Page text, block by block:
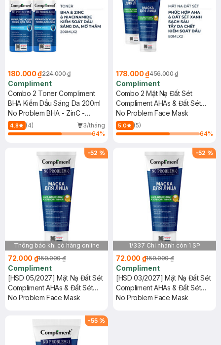
180.000 ₫224.000 ₫
Compliment
Combo 2 Toner Compliment
BHA Kiềm Dầu Sáng Da 200ml
No Problem BHA - ZinC -
Niacinamide
4.8 (4)
3/tháng
64%
178.000 ₫456.000 ₫
Compliment
Combo 2 Mặt Nạ Đất Sét
Compliment AHAs & Đất Sét
Xanh Sạch Sâu 80ml
No Problem Face Mask
5.0
(5)
64%
-52 %
Thông báo khi có hàng online
72.000 ₫150.000 ₫
Compliment
[HSD 05/2027] Mặt Nạ Đất Sét
Compliment AHAs & Đất Sét
Xanh Sạch Sâu 80ml
No Problem Face Mask
-52 %
1/337 Chi nhánh còn 1 SP
72.000 ₫150.000 ₫
Compliment
[HSD 03/2027] Mặt Nạ Đất Sét
Compliment AHAs & Đất Sét
Xanh Sạch Sâu 80ml
No Problem Face Mask
-55 %